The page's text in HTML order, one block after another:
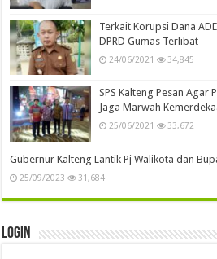
Terkait Korupsi Dana
DPRD Gumas Terlibat
24/06/2021 34,845
SPS Kalteng Pesan Agar
Jaga Marwah
25/06/2021 33,672
Gubernur Kalteng Lantik Pj Walikota dan
25/09/2023 31,684
Login